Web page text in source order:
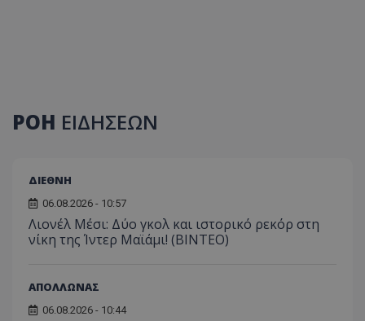
ΡΟΗ ΕΙΔΗΣΕΩΝ
ΔΙΕΘΝΗ
06.08.2026 - 10:57
Λιονέλ Μέσι: Δύο γκολ και ιστορικό ρεκόρ στη
νίκη της Ίντερ Μαϊάμι! (ΒΙΝΤΕΟ)
ΑΠΟΛΛΩΝΑΣ
06.08.2026 - 10:44